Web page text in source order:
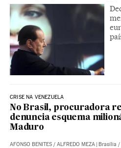
CRISE NA VENEZUELA
No Brasil, procuradora
denuncia esquema
Maduro
AFONSO BENITES / ALFREDO MEZA | Brasília /